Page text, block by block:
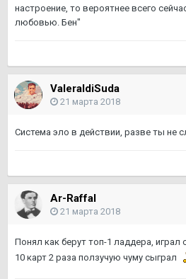
настроение, то вероятнее всего
любовью. Бен"
ValeraIdiSuda
21 марта 2018
Система эло в действии, разве ты не
Ar-Raffal
21 марта 2018
Понял как берут топ-1 ладдера, играл
10 карт 2 раза ползучую чуму сыграл